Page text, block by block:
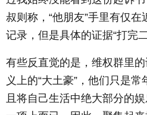
叔则称，“他朋友”手里有仅
记录，但是具体的证据“打完
有些反直觉的是，维权群里
义上的“大土豪”，他们只是
且将自己生活中绝大部分的